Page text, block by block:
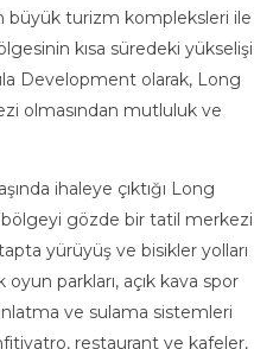
büyük turizm kompleksleri ile
kısa süredeki yükselişi
Development olarak, Long
olmasından mutluluk ve
ihaleye çıktığı Long
gözde bir tatil merkezi
yürüyüş ve bisikler yolları
parkları, açık kava spor
ve sulama sistemleri
restaurant ve kafeler,